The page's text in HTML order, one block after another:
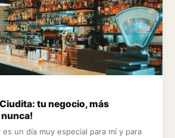
tu negocio, más
es un día muy especial para mí y para